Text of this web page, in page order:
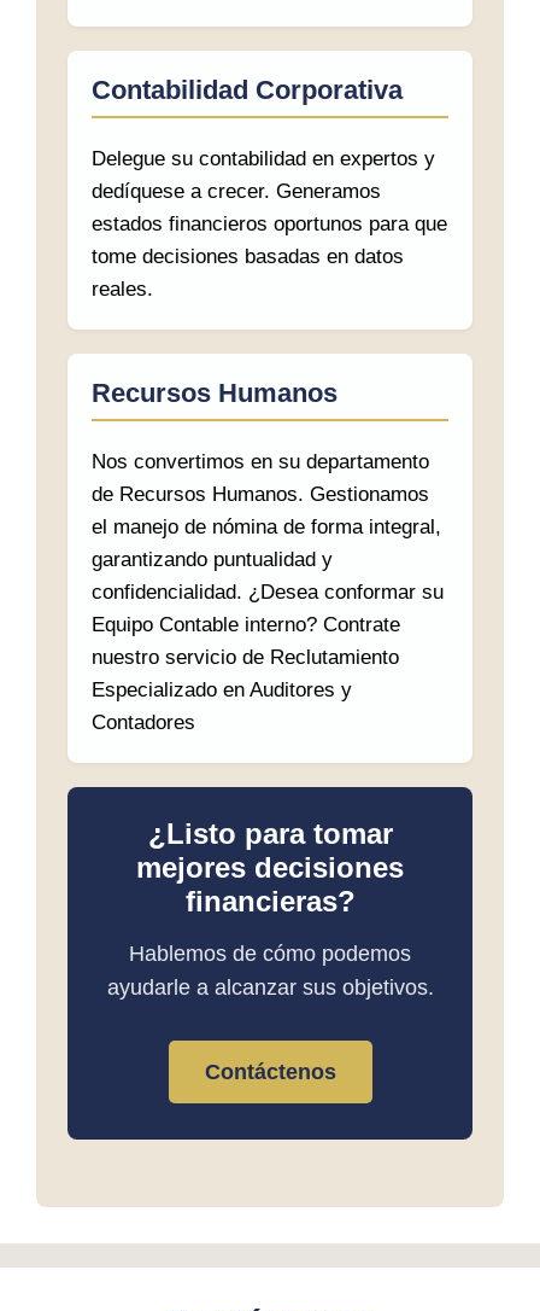
Contabilidad Corporativa
Delegue su contabilidad en expertos y
dedíquese a crecer. Generamos
estados financieros oportunos para que
tome decisiones basadas en datos
reales.
Recursos Humanos
Nos convertimos en su departamento
de Recursos Humanos. Gestionamos
el manejo de nómina de forma integral,
garantizando puntualidad y
confidencialidad. ¿Desea conformar su
Equipo Contable interno? Contrate
nuestro servicio de Reclutamiento
Especializado en Auditores y
Contadores
¿Listo para tomar
mejores decisiones
financieras?
Hablemos de cómo podemos
ayudarle a alcanzar sus objetivos.
Contáctenos